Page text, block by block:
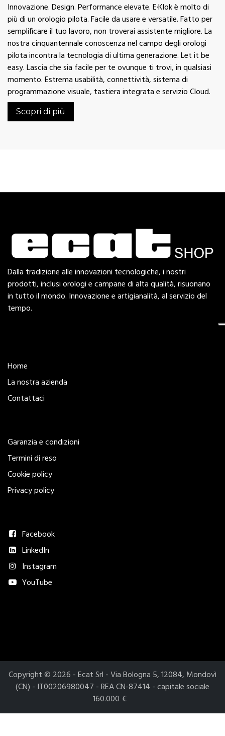
Innovazione. Design. Performance elevate. E·Klok è molto di
più di un orologio pilota. Facile da usare e versatile. Fatto per
semplificare il tuo lavoro, non troverai assistente migliore. La
nostra cinquantennale conoscenza nel campo degli orologi
pilota incontra la tecnologia di ultima generazione. Let it be
easy. Lascia che sia facile per te ovunque ti trovi, in qualsiasi
momento. Estrema usabilità, connettività, sistema di
programmazione visuale, tastiera integrata e servizio Cloud.
Scopri di più
Dalla tradizione alle innovazioni tecnologiche, i nostri
prodotti, inclusi orologi e campane di alta qualità, risuonano
in tutto il mondo. Innovazione e artigianalità, al servizio del
tempo.
Home
La nostra azienda
Contattaci
Garanzia e condizioni
Termini di reso
Cookie policy
Privacy policy
Facebook
LinkedIn
Instagram
YouTube
Copyright © 2026 - Ecat Srl - Via Bologna 5, 12084, Mondovì
(CN) - IT00206980047 - REA CN-87414 - capitale sociale
160.000 €